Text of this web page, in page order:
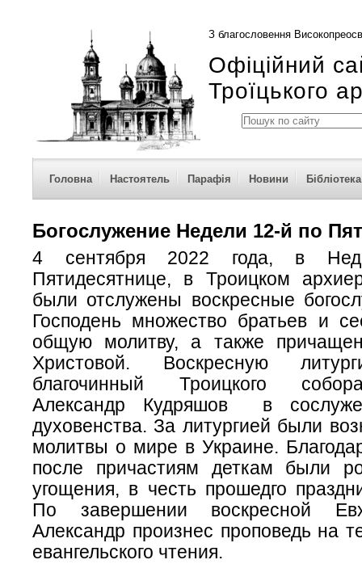
З благословення
Офіційний
Троїцького
Головна Настоятель Парафія Новини Бібліотека
Богослужение Недели 12-й по
4 сентября 2022 года, в
Пятидесятнице, в Троицком
были отслужены воскресные
Господень множество братьев и
общую молитву, а также
Христовой. Воскресную
благочинный Троицкого
Александр Кудряшов в
духовенства. За литургией были
молитвы о мире в Украине.
после причастиям деткам были
угощения, в честь прошедго
По завершении воскресной
Александр произнес проповедь на
евангельского чтения.